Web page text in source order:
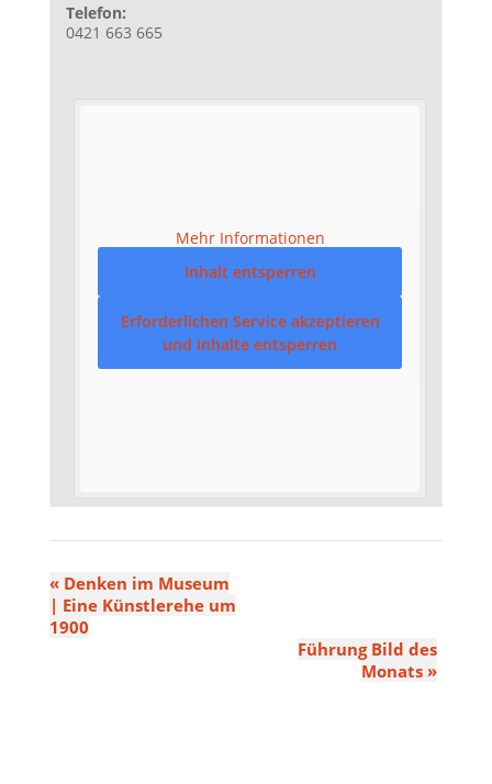
Telefon:
0421 663 665
Mehr Informationen
Inhalt entsperren
Erforderlichen Service akzeptieren
und Inhalte entsperren
«Denken im Museum
| Eine Künstlerehe um
1900
Führung Bild des
Monats »